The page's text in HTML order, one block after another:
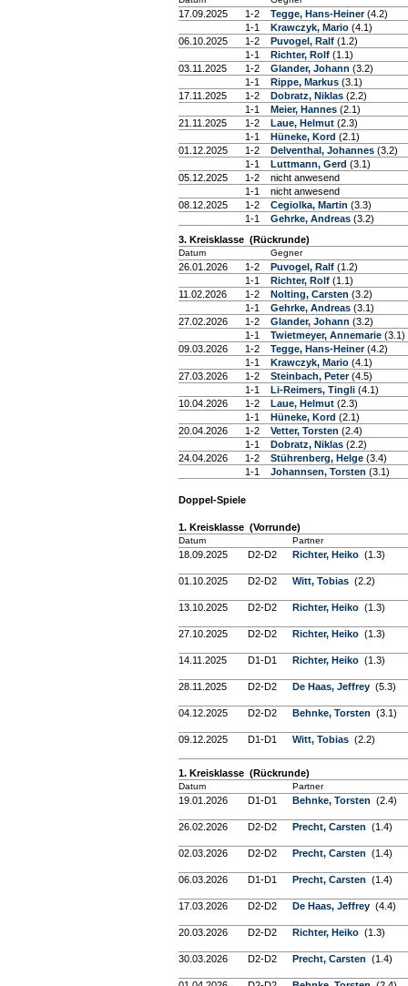
17.09.2025 1-2 Tegge, Hans-Heiner(4.2)
1-1
Krawczyk, Mario (4.1)
06.10.2025
1-2 Puvogel, Ralf (1.2)
1-1
Richter, Rolf (1.1)
03.11.2025
1-2 Glander, Johann (3.2)
1-1
Rippe, Markus (3.1)
17.11.2025
1-2 Dobratz, Niklas (2.2)
1-1
Meier, Hannes (2.1)
21.11.2025
1-2 Laue, Helmut (2.3)
1-1
Hüneke, Kord (2.1)
01.12.2025
1-2 Delventhal, Johannes (3.2)
1-1
Luttmann, Gerd (3.1)
05.12.2025
1-2
nicht anwesend
1-1
nicht anwesend
08.12.2025
1-2 Cegiolka, Martin (3.3)
1-1
Gehrke, Andreas (3.2)
3. Kreisklasse (Rückrunde)
Datum Gegner
26.01.2026 1-2 Puvogel, Ralf (1.2)
1-1
Richter, Rolf (1.1)
11.02.2026
1-2 Nolting, Carsten (3.2)
1-1
Gehrke, Andreas (3.1)
27.02.2026
1-2 Glander, Johann (3.2)
1-1
Twietmeyer, Annemarie (3.1)
09.03.2026
1-2 Tegge, Hans-Heiner(4.2)
1-1
Krawczyk, Mario (4.1)
27.03.2026
1-2 Steinbach, Peter(4.5)
1-1
Li-Reimers, Tingli (4.1)
10.04.2026
1-2 Laue, Helmut (2.3)
1-1
Hüneke, Kord (2.1)
20.04.2026
1-2 Vetter, Torsten (2.4)
1-1
Dobratz, Niklas (2.2)
24.04.2026
1-2 Stührenberg, Helge (3.4)
1-1
Johannsen, Torsten (3.1)
Doppel-Spiele
1. Kreisklasse (Vorrunde)
Datum Partner
18.09.2025 D2-D2 Richter, Heiko (1.3)
01.10.2025 D2-D2 Witt, Tobias (2.2)
13.10.2025 D2-D2 Richter, Heiko (1.3)
27.10.2025 D2-D2 Richter, Heiko (1.3)
14.11.2025 D1-D1 Richter, Heiko (1.3)
28.11.2025 D2-D2 De Haas, Jeffrey (5.3)
04.12.2025 D2-D2 Behnke, Torsten (3.1)
09.12.2025 D1-D1 Witt, Tobias (2.2)
1. Kreisklasse (Rückrunde)
Datum Partner
19.01.2026 D1-D1 Behnke, Torsten (2.4)
26.02.2026 D2-D2 Precht, Carsten (1.4)
02.03.2026 D2-D2 Precht, Carsten (1.4)
06.03.2026 D1-D1 Precht, Carsten (1.4)
17.03.2026 D2-D2 De Haas, Jeffrey (4.4)
20.03.2026 D2-D2 Richter, Heiko (1.3)
30.03.2026 D2-D2 Precht, Carsten (1.4)